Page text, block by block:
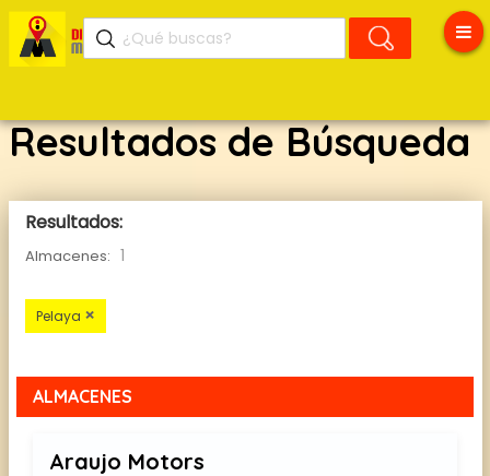
Resultados de Búsqueda
Resultados:
Almacenes: 1
Pelaya ×
ALMACENES
Araujo Motors